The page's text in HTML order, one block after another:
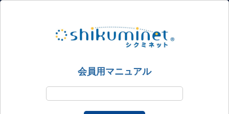
会員用マニュアル